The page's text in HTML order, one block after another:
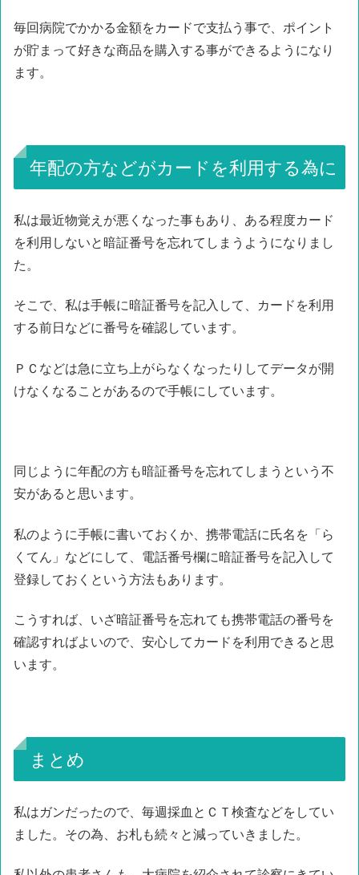
毎回病院でかかる金額をカードで支払う事で、ポイント
が貯まって好きな商品を購入する事ができるようになり
ます。
年配の方などがカードを利用する為に
私は最近物覚えが悪くなった事もあり、ある程度カード
を利用しないと暗証番号を忘れてしまうようになりまし
た。
そこで、私は手帳に暗証番号を記入して、カードを利用
する前日などに番号を確認しています。
ＰＣなどは急に立ち上がらなくなったりしてデータが開
けなくなることがあるので手帳にしています。
同じように年配の方も暗証番号を忘れてしまうという不
安があると思います。
私のように手帳に書いておくか、携帯電話に氏名を「ら
くてん」などにして、電話番号欄に暗証番号を記入して
登録しておくという方法もあります。
こうすれば、いざ暗証番号を忘れても携帯電話の番号を
確認すればよいので、安心してカードを利用できると思
います。
まとめ
私はガンだったので、毎週採血とＣＴ検査などをしてい
ました。その為、お札も続々と減っていきました。